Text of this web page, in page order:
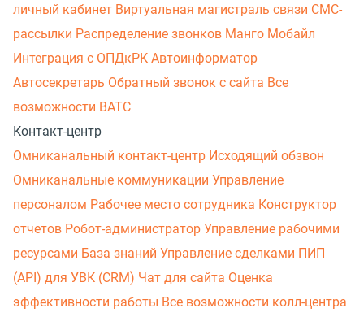
личный кабинет Виртуальная магистраль связи СМС-
рассылки Распределение звонков Манго Мобайл
Интеграция с ОПДкРК Автоинформатор
Автосекретарь Обратный звонок с сайта Все
возможности ВАТС
Контакт-центр
Омниканальный контакт-центр Исходящий обзвон
Омниканальные коммуникации Управление
персоналом Рабочее место сотрудника Конструктор
отчетов Робот-администратор Управление рабочими
ресурсами База знаний Управление сделками ПИП
(API) для УВК (CRM) Чат для сайта Оценка
эффективности работы Все возможности колл-центра